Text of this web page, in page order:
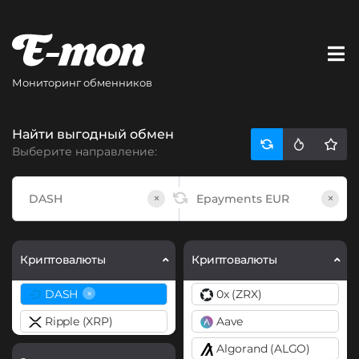
Мониторинг обменников
Найти выгодный обмен
Выберите направление:
× ×
Криптовалюты
DASH ×
Ripple (XRP)
Криптовалюты
0x (ZRX)
Aave
Algorand (ALGO)